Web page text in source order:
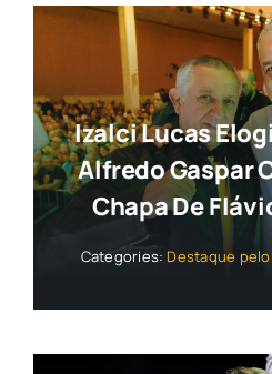
Izalci Lucas
Alfredo Gaspar
Chapa De
Categories: Destaque